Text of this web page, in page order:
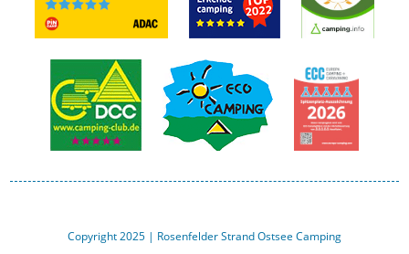
Copyright 2025 | Rosenfelder Strand Ostsee Camping